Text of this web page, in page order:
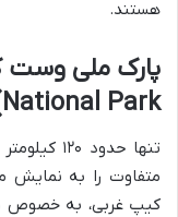
هستند.
National Park)
تنها
متفاوت را به نمایش
کیپ غربی، به خصوص